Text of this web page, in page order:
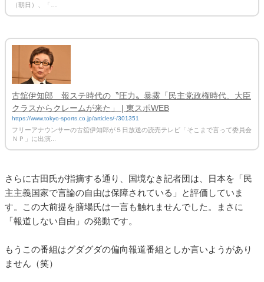
（朝日）、「…
古舘伊知郎 報ステ時代の〝圧力〟暴露「民主党政権時代、大臣
クラスからクレームが来た」 | 東スポWEB
https://www.tokyo-sports.co.jp/articles/-/301351
フリーアナウンサーの古舘伊知郎が５日放送の読売テレビ「そこまで言って委員会
ＮＰ」に出演...
さらに古田氏が指摘する通り、国境なき記者団は、日本を「民
主主義国家で言論の自由は保障されている」と評価していま
す。この大前提を膳場氏は一言も触れませんでした。まさに
「報道しない自由」の発動です。
もうこの番組はグダグダの偏向報道番組としか言いようがあり
ません（笑）